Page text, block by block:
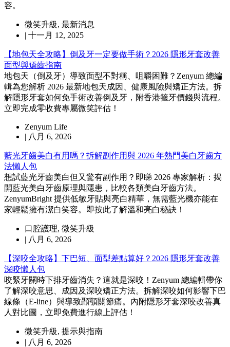
容。
微笑升級, 最新消息
| 十一月 12, 2025
【地包天全攻略】倒及牙一定要做手術？2026 隱形牙套改善
面型與矯齒指南
地包天（倒及牙）導致面型不對稱、咀嚼困難？Zenyum 總編
輯為您解析 2026 最新地包天成因、健康風險與矯正方法。拆
解隱形牙套如何免手術改善倒及牙，附香港箍牙價錢與流程。
立即完成零收費專屬微笑評估！
Zenyum Life
| 八月 6, 2026
藍光牙齒美白有用嗎？拆解副作用與 2026 年熱門美白牙齒方
法懶人包
想試藍光牙齒美白但又驚有副作用？即睇 2026 專家解析：揭
開藍光美白牙齒原理與隱患，比較各類美白牙齒方法。
ZenyumBright 提供低敏牙貼與亮白精華，無需藍光機亦能在
家輕鬆擁有潔白笑容。即按此了解溫和亮白秘訣！
口腔護理, 微笑升級
| 八月 6, 2026
【深咬全攻略】下巴短、面型差點算好？2026 隱形牙套改善
深咬懶人包
咬緊牙關時下排牙齒消失？這就是深咬！Zenyum 總編輯帶你
了解深咬意思、成因及深咬矯正方法。拆解深咬如何影響下巴
線條（E-line）與導致顳顎關節痛。內附隱形牙套深咬改善真
人對比圖，立即免費進行線上評估！
微笑升級, 提示與指南
| 八月 6, 2026